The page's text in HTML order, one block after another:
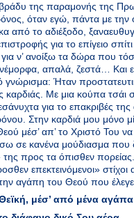
της παραμονής της
όταν εγώ, πάντα με την
από το αδιέξοδο,
για το επίγειο
ν’ ανοίξω τα δώρα που
απαλά, ζεστά… Και
γνώρισμα: Ήταν
καρδιάς. Με μια κούπα τσάι
για το επακριβές της
Στην καρδιά μου μόνο
μέσ’ απ’ το Χριστό Του
σε κανένα μούδιασμα που
προς τα όπισθεν πορείας.
επεκτεινόμενοι»
την αγάπη του Θεού που
μέσ’ από μένα αγάπα